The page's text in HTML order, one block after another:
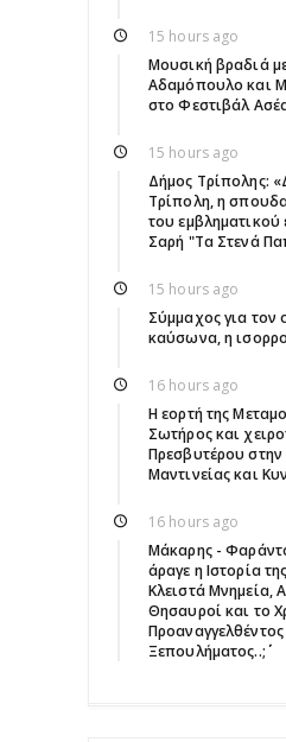
15 hours ago
Μουσική βραδιά
Αδαμόπουλο και
στο Φεστιβάλ
15 hours ago
Δήμος Τρίπολης:
Τρίπολη, η
του εμβληματικού
Σαρή "Τα Στενά
15 hours ago
Σύμμαχος για τον
καύσωνα, η
16 hours ago
Η εορτή της
Σωτήρος και
Πρεσβυτέρου
Μαντινείας και
16 hours ago
Μάκαρης -
άραγε η Ιστορία
Κλειστά Μνημεία,
Θησαυροί και το
Προαναγγελθέντος
Ξεπουλήματος..;΄΄